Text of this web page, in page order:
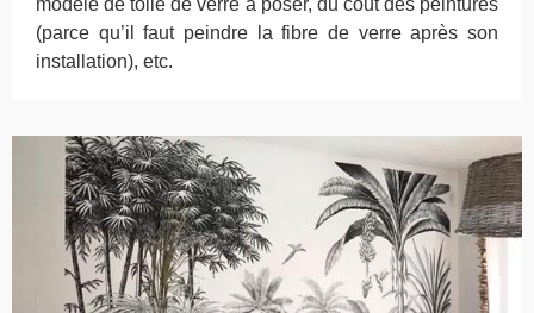
modèle de toile de verre à poser, du coût des peintures
(parce qu’il faut peindre la fibre de verre après son
installation), etc.